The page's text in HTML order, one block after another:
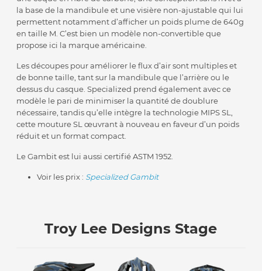
la base de la mandibule et une visière non-ajustable qui lui
permettent notamment d’afficher un poids plume de 640g
en taille M. C’est bien un modèle non-convertible que
propose ici la marque américaine.
Les découpes pour améliorer le flux d’air sont multiples et
de bonne taille, tant sur la mandibule que l’arrière ou le
dessus du casque. Specialized prend également avec ce
modèle le pari de minimiser la quantité de doublure
nécessaire, tandis qu’elle intègre la technologie MIPS SL,
cette mouture SL œuvrant à nouveau en faveur d’un poids
réduit et un format compact.
Le Gambit est lui aussi certifié ASTM 1952.
Voir les prix : Specialized Gambit
Troy Lee Designs Stage